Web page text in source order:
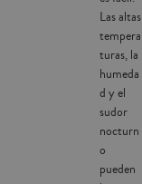
Las altas
tempera
turas, la
humeda
d y el
sudor
nocturn
o
pueden